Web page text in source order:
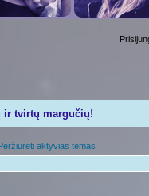
ir tvirtų margučių!
aktyvias temas